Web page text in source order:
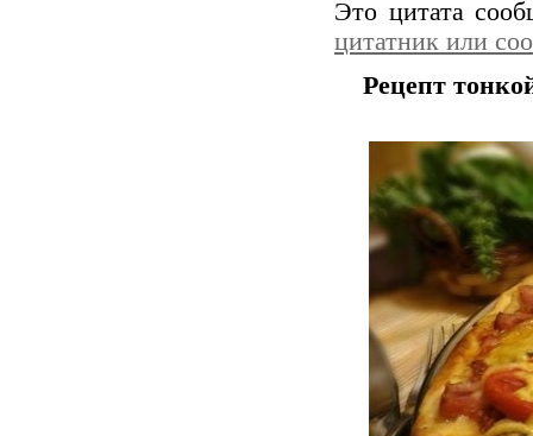
Это цитата
цитатник или
Рецепт